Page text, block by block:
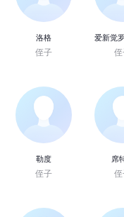
洛格
侄子
爱新觉
勒度
侄子
席